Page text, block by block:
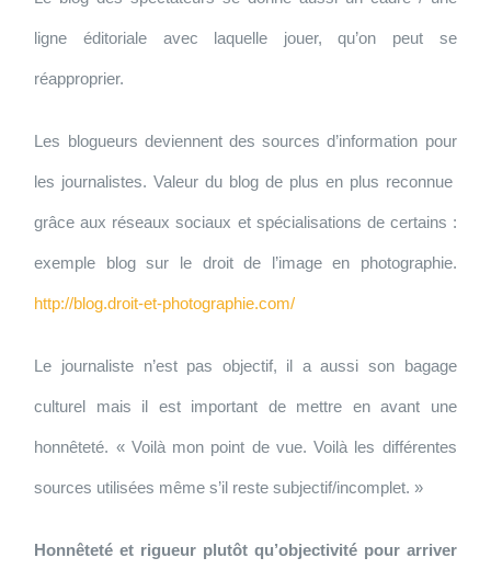
ligne éditoriale avec laquelle jouer, qu’on peut se
réapproprier.
Les blogueurs deviennent des sources d’information pour
les journalistes. Valeur du blog de plus en plus reconnue
grâce aux réseaux sociaux et spécialisations de certains :
exemple blog sur le droit de l’image en photographie.
http://blog.droit-et-photographie.com/
Le journaliste n’est pas objectif, il a aussi son bagage
culturel mais il est important de mettre en avant une
honnêteté. « Voilà mon point de vue. Voilà les différentes
sources utilisées même s’il reste subjectif/incomplet. »
Honnêteté et rigueur plutôt qu’objectivité pour arriver